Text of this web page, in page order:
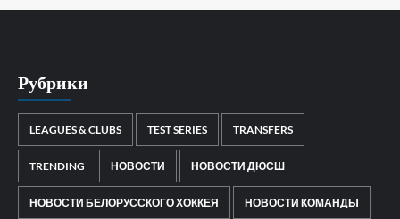
Рубрики
LEAGUES & CLUBS TEST SERIES TRANSFERS
TRENDING НОВОСТИ НОВОСТИ ДЮСШ
НОВОСТИ БЕЛОРУССКОГО ХОККЕЯ НОВОСТИ КОМАНДЫ